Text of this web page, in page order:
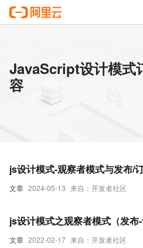
JavaScript设计模式
容
文章 2024-05-13 来自：开发者社区
js设计模式-观察者模式与发布/
文章 2022-02-17 来自：开发者社区
js设计模式之观察者模式（发布-